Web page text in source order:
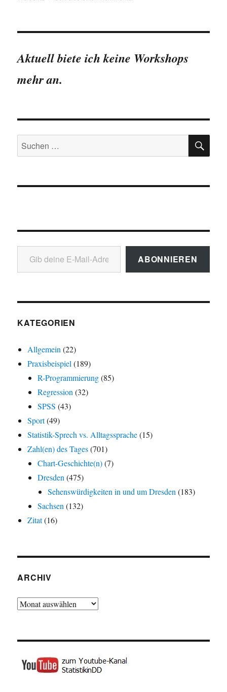
Sächsischer
Jakobsweg
Aktuell biete ich keine Workshops
mehr an.
Suchen
nach:
Gib deine E-Mail-Adresse ein ...
ABONNIEREN
KATEGORIEN
Allgemein (22)
Praxisbeispiel (189)
R-Programmierung(85)
Regression (32)
SPSS (43)
Sport(49)
Statistik-Sprech vs. Alltagssprache(15)
Zahl(en) des Tages(701)
Chart-Geschichte(n)(7)
Dresden (475)
Sehenswürdigkeiten in und um Dresden (183)
Sachsen (132)
Zitat(16)
ARCHIV
Archiv